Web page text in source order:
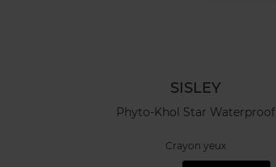
SISLEY
Phyto-Khol Star Waterproof
Crayon yeux